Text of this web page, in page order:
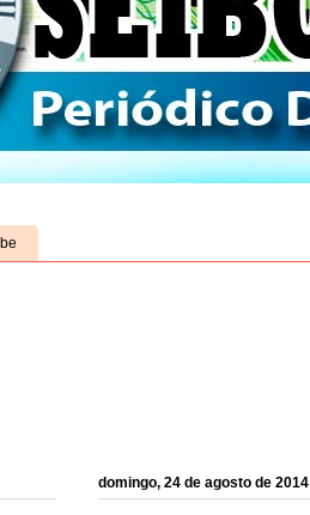
domingo, 24 de agosto de 2014